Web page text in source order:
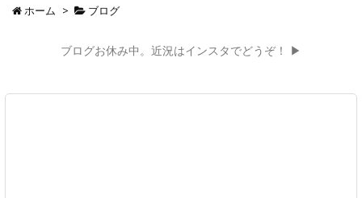
ホーム > ブログ
ブログお休み中。近況はインスタでどうぞ！ ▶